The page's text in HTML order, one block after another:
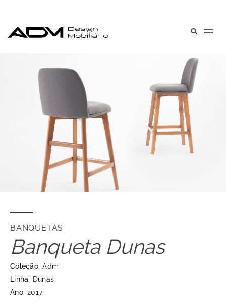
BANQUETAS
Banqueta Dunas
Coleção: Adm
Linha: Dunas
Ano: 2017